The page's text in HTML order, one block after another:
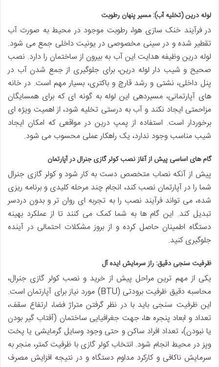
لوله درین (تخلیه آب): مسیر پنهان رطوبت
در فرآیند خنک سازی هوا، رطوبت موجود در محیط به صورت آب
تقطیر شده و در سینی مخصوصی در یونیت داخلی جمع می شود.
لوله درین وظیفه هدایت این آب به بیرون از ساختمان را دارد. نصب
صحیح و شیب دار لوله درین، برای جلوگیری از جمع شدن آب در
پنل داخلی، نشتی و رشد قارچ و باکتری، بسیار مهم است. در خانه
های آپارتمانی، مسیردهی این لوله به گونه ای که برای همسایگان
مزاحمتی ایجاد نکند و آب به درستی تخلیه شود، از اهمیت ویژه ای
برخوردار است. استفاده از پمپ درین در مواقعی که امکان ایجاد
شیب مناسب وجود ندارد، یک راهکار عملی محسوب می شود.
گام های اساسی پیش از آغاز نصب کولر گازی جنرال در آپارتمان
پیش از آنکه نصاب متخصص دست به کار شود و کولر گازی جنرال
شما را در آپارتمان نصب کند، انجام چند مرحله کلیدی و برنامه ریزی
شده، می تواند فرآیند نصب را به تجربه ای روان تر و بدون دردسر
تبدیل کند. این گام ها به شما کمک می کنند تا از عملکرد بهینه
دستگاه اطمینان حاصل کرده و از بروز مشکلات احتمالی در آینده
جلوگیری کنید.
ظرفیت سنجی دقیق: راز سرمایش ایده آل
یکی از مهم ترین مراحل پیش از خرید و نصب کولر گازی جنرال،
محاسبه دقیق ظرفیت برودتی (BTU) مورد نیاز برای آپارتمان است.
این ظرفیت سنجی باید با در نظر گرفتن متراژ فضا، ارتفاع سقف،
تعداد و ابعاد پنجره ها، جهت جغرافیایی ساختمان (آفتاب گیر بودن
یا نبودن)، تعداد افراد ساکن و حتی وجود وسایل گرمایشی یا پخت
وپز در محیط انجام شود. انتخاب کولر گازی با ظرفیت کمتر، منجر به
سرمایش ناکافی و کارکرد مداوم دستگاه و در نتیجه افزایش مصرف